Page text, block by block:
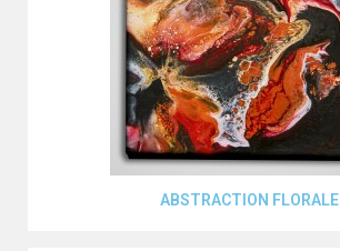
Aperçu rapide
ABSTRACTION FLORALE